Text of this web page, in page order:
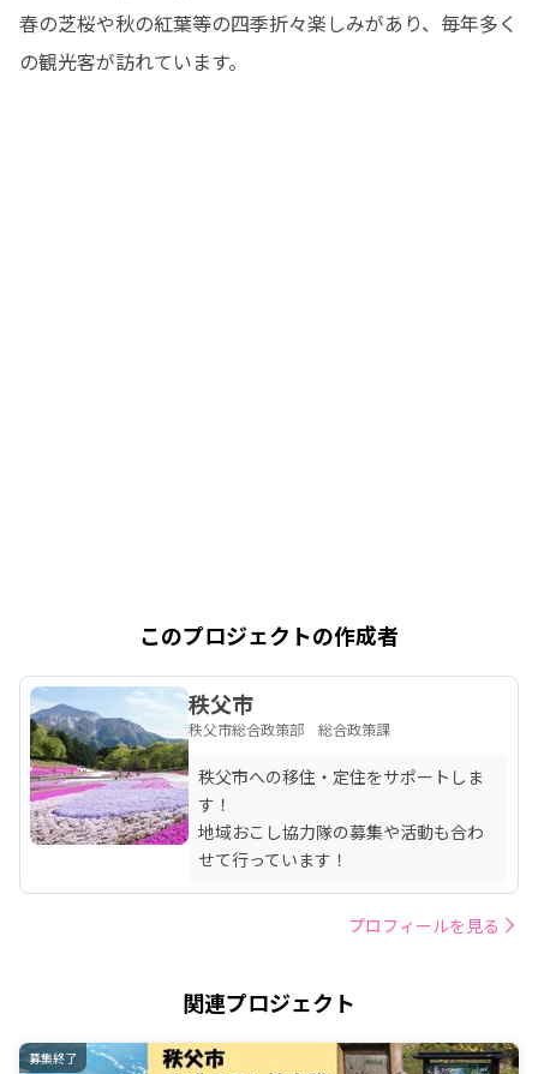
春の芝桜や秋の紅葉等の四季折々楽しみがあり、毎年多く
の観光客が訪れています。
このプロジェクトの作成者
秩父市
秩父市総合政策部 総合政策課
秩父市への移住・定住をサポートしま
す！
地域おこし協力隊の募集や活動も合わ
せて行っています！
プロフィールを見る
関連プロジェクト
募集終了